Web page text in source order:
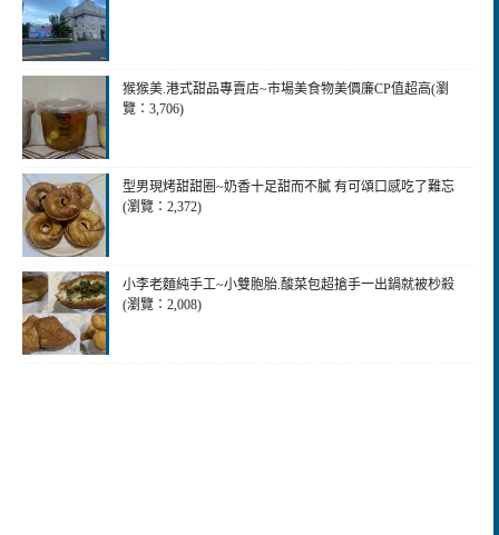
猴猴美.港式甜品專賣店~市場美食物美價廉CP值超高(瀏
覽：3,706)
型男現烤甜甜圈~奶香十足甜而不膩 有可頌口感吃了難忘
(瀏覽：2,372)
小李老麵純手工~小雙胞胎.酸菜包超搶手一出鍋就被杪殺
(瀏覽：2,008)